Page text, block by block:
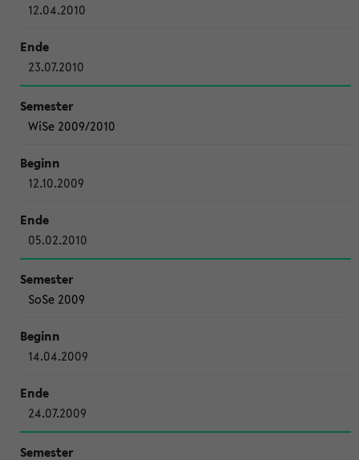
12.04.2010
23.07.2010
WiSe 2009/2010
12.10.2009
05.02.2010
SoSe 2009
14.04.2009
24.07.2009